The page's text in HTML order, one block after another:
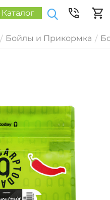
Каталог
/ Бойлы и Прикормка /